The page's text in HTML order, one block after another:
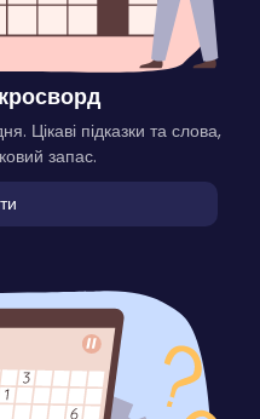
Цікаві підказки та слова,
запас.